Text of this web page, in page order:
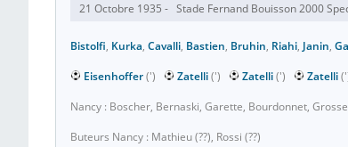
21 Octobre 1935 - Stade Fernand Bouisson 2000
Bistolfi, Kurka, Cavalli, Bastien, Bruhin, Riahi, Janin,
Eisenhoffer(') Zatelli(') Zatelli(') Zatelli
Nancy : Boscher, Bernaski, Garette, Bourdonnet,
Buteurs Nancy : Mathieu (??), Rossi (??)